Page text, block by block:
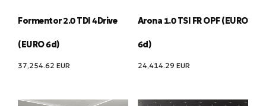
Formentor 2.0 TDI 4Drive
(EURO 6d)
37,254.62 EUR
Arona 1.0 TSI FR OPF (EURO
6d)
24,414.29 EUR